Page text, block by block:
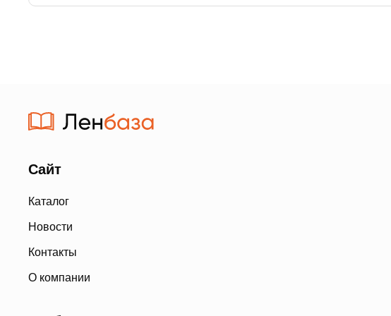
Сайт
Каталог
Новости
Контакты
О компании